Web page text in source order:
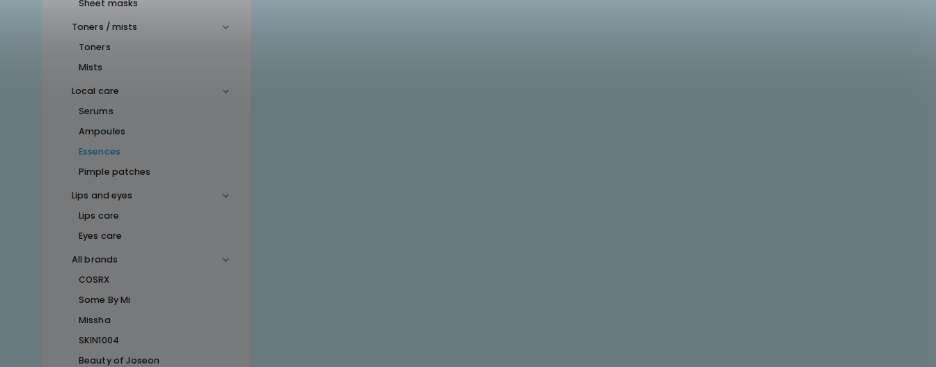
Sheet masks
Toners / mists
Toners
Mists
Local care
Serums
Ampoules
Essences
Pimple patches
Lips and eyes
Lips care
Eyes care
All brands
COSRX
Some By Mi
Missha
SKIN1004
Beauty of Joseon